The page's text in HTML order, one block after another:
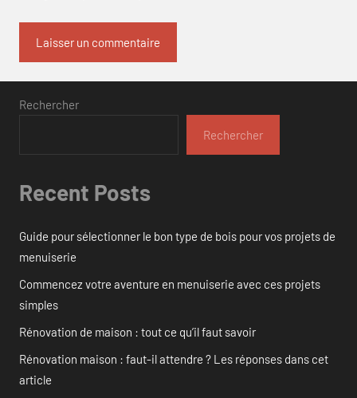
Rechercher
Rechercher
Recent Posts
Guide pour sélectionner le bon type de bois pour vos projets de
menuiserie
Commencez votre aventure en menuiserie avec ces projets
simples
Rénovation de maison : tout ce qu’il faut savoir
Rénovation maison : faut-il attendre ? Les réponses dans cet
article